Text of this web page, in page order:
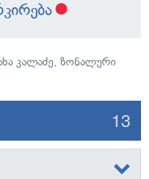
კალაძე, ზონალური
13